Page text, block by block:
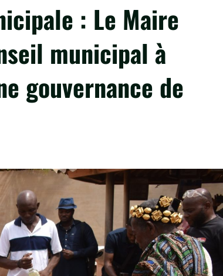
: Le Maire
municipal à
gouvernance de